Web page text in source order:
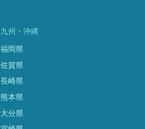
九州・沖縄
福岡県
佐賀県
長崎県
熊本県
大分県